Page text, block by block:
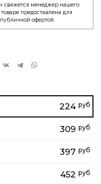
свяжется менеджер нашего
предоставлена для
офертой.
224 руб
309 руб
397 руб
452 руб